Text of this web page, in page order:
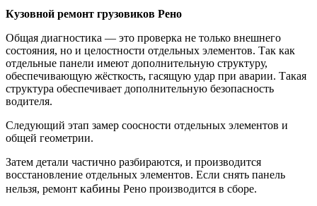
Кузовной ремонт грузовиков Рено
Общая диагностика — это проверка не только внешнего
состояния, но и целостности отдельных элементов. Так как
отдельные панели имеют дополнительную структуру,
обеспечивающую жёсткость, гасящую удар при аварии. Такая
структура обеспечивает дополнительную безопасность
водителя.
Следующий этап замер соосности отдельных элементов и
общей геометрии.
Затем детали частично разбираются, и производится
восстановление отдельных элементов. Если снять панель
нельзя, ремонт кабины Рено производится в сборе.